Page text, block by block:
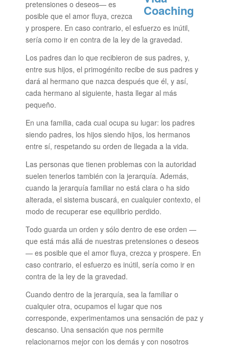
pretensiones o deseos— es
posible que el amor fluya, crezca
y prospere. En caso contrario, el esfuerzo es inútil,
sería como ir en contra de la ley de la gravedad.
Los padres dan lo que recibieron de sus padres, y,
entre sus hijos, el primogénito recibe de sus padres y
dará al hermano que nazca después que él, y así,
cada hermano al siguiente, hasta llegar al más
pequeño.
En una familia, cada cual ocupa su lugar: los padres
siendo padres, los hijos siendo hijos, los hermanos
entre sí, respetando su orden de llegada a la vida.
Las personas que tienen problemas con la autoridad
suelen tenerlos también con la jerarquía. Además,
cuando la jerarquía familiar no está clara o ha sido
alterada, el sistema buscará, en cualquier contexto, el
modo de recuperar ese equilibrio perdido.
Todo guarda un orden y sólo dentro de ese orden —
que está más allá de nuestras pretensiones o deseos
— es posible que el amor fluya, crezca y prospere. En
caso contrario, el esfuerzo es inútil, sería como ir en
contra de la ley de la gravedad.
Cuando dentro de la jerarquía, sea la familiar o
cualquier otra, ocupamos el lugar que nos
corresponde, experimentamos una sensación de paz y
descanso. Una sensación que nos permite
relacionarnos mejor con los demás y con nosotros